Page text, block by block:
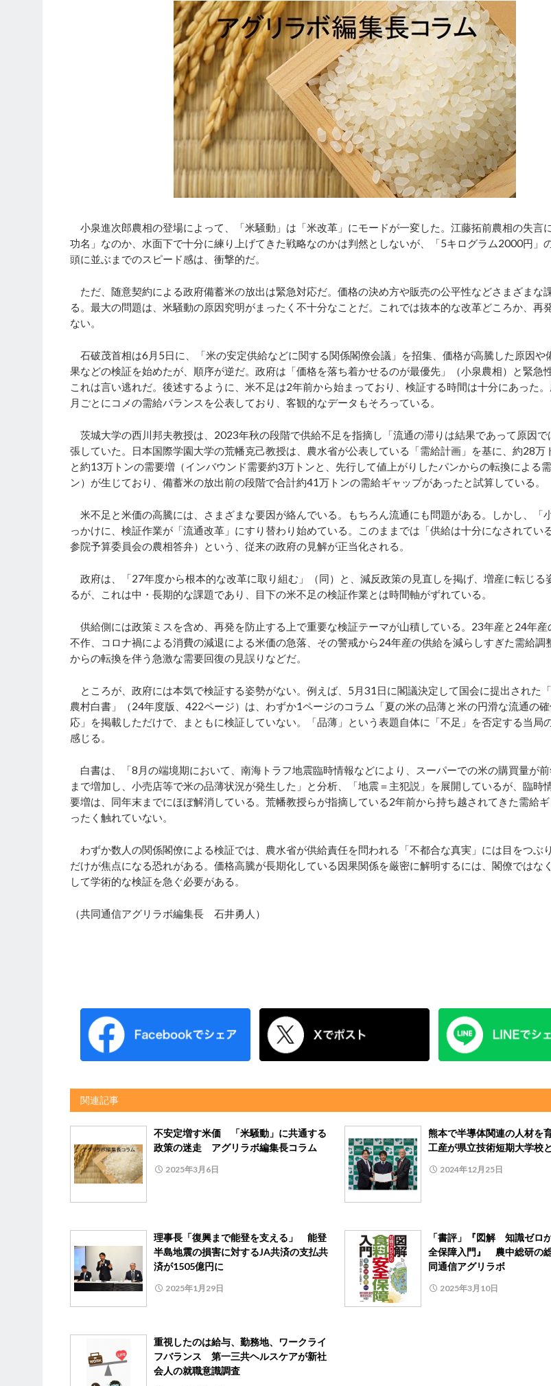
小泉進次郎農相の登場によって、「米騒動」は「米改革」にモードが一変した。江藤拓前農相の失言
功名」なのか、水面下で十分に練り上げてきた戦略なのかは判然としないが、「5キログラム2000円」
頭に並ぶまでのスピード感は、衝撃的だ。
ただ、随意契約による政府備蓄米の放出は緊急対応だ。価格の決め方や販売の公平性などさまざまな
る。最大の問題は、米騒動の原因究明がまったく不十分なことだ。これでは抜本的な改革どころか、再
ない。
石破茂首相は6月5日に、「米の安定供給などに関する関係閣僚会議」を招集、価格が高騰した原因や
果などの検証を始めたが、順序が逆だ。政府は「価格を落ち着かせるのが最優先」（小泉農相）と緊急
これは言い逃れだ。後述するように、米不足は2年前から始まっており、検証する時間は十分にあった
月ごとにコメの需給バランスを公表しており、客観的なデータもそろっている。
茨城大学の西川邦夫教授は、2023年秋の段階で供給不足を指摘し「流通の滞りは結果であって原因で
張していた。日本国際学園大学の荒幡克己教授は、農水省が公表している「需給計画」を基に、約28万
と約13万トンの需要増（インバウンド需要約3万トンと、先行して値上がりしたパンからの転換による
ン）が生じており、備蓄米の放出前の段階で合計約41万トンの需給ギャップがあったと試算している。
米不足と米価の高騰には、さまざまな要因が絡んでいる。もちろん流通にも問題がある。しかし、「
っかけに、検証作業が「流通改革」にすり替わり始めている。このままでは「供給は十分になされてい
参院予算委員会の農相答弁）という、従来の政府の見解が正当化される。
政府は、「27年度から根本的な改革に取り組む」（同）と、減反政策の見直しを掲げ、増産に転じる
るが、これは中・長期的な課題であり、目下の米不足の検証作業とは時間軸がずれている。
供給側には政策ミスを含め、再発を防止する上で重要な検証テーマが山積している。23年産と24年産
不作、コロナ禍による消費の減退による米価の急落、その警戒から24年産の供給を減らしすぎた需給調
からの転換を伴う急激な需要回復の見誤りなどだ。
ところが、政府には本気で検証する姿勢がない。例えば、5月31日に閣議決定して国会に提出された「
農村白書」（24年度版、422ページ）は、わずか1ページのコラム「夏の米の品薄と米の円滑な流通の
応」を掲載しただけで、まともに検証していない。「品薄」という表題自体に「不足」を否定する当局
感じる。
白書は、「8月の端境期において、南海トラフ地震臨時情報などにより、スーパーでの米の購買量が
まで増加し、小売店等で米の品薄状況が発生した」と分析、「地震＝主犯説」を展開しているが、臨時
要増は、同年末までにほぼ解消している。荒幡教授らが指摘している2年前から持ち越されてきた需給
ったく触れていない。
わずか数人の関係閣僚による検証では、農水省が供給責任を問われる「不都合な真実」には目をつぶ
だけが焦点になる恐れがある。価格高騰が長期化している因果関係を厳密に解明するには、閣僚ではな
して学術的な検証を急ぐ必要がある。
（共同通信アグリラボ編集長 石井勇人）
関連記事
不安定増す米価 「米騒動」に共通する
政策の迷走 アグリラボ編集長コラム
2025年3月6日
熊本で半導体関連の人材
工産が県立技術短期大学校
2024年12月25日
理事長「復興まで能登を支える」 能登
半島地震の損害に対するJA共済の支払共
済が1505億円に
2025年1月29日
「書評」『図解 知識ゼロ
全保障入門』 農中総研の
同通信アグリラボ
2025年3月10日
重視したのは給与、勤務地、ワークライ
フバランス 第一三共ヘルスケアが新社
会人の就職意識調査